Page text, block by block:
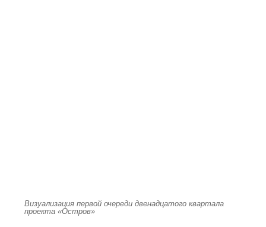
Визуализация первой очереди двенадцатого квартала
проекта «Остров»